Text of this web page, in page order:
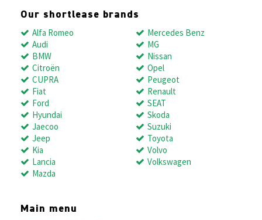
Our shortlease brands
Alfa Romeo
Audi
BMW
Citroën
CUPRA
Fiat
Ford
Hyundai
Jaecoo
Jeep
Kia
Lancia
Mazda
Mercedes Benz
MG
Nissan
Opel
Peugeot
Renault
SEAT
Skoda
Suzuki
Toyota
Volvo
Volkswagen
Main menu